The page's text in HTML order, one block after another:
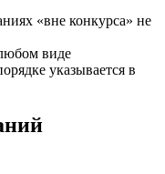
«вне конкурса» не
виде
указывается в